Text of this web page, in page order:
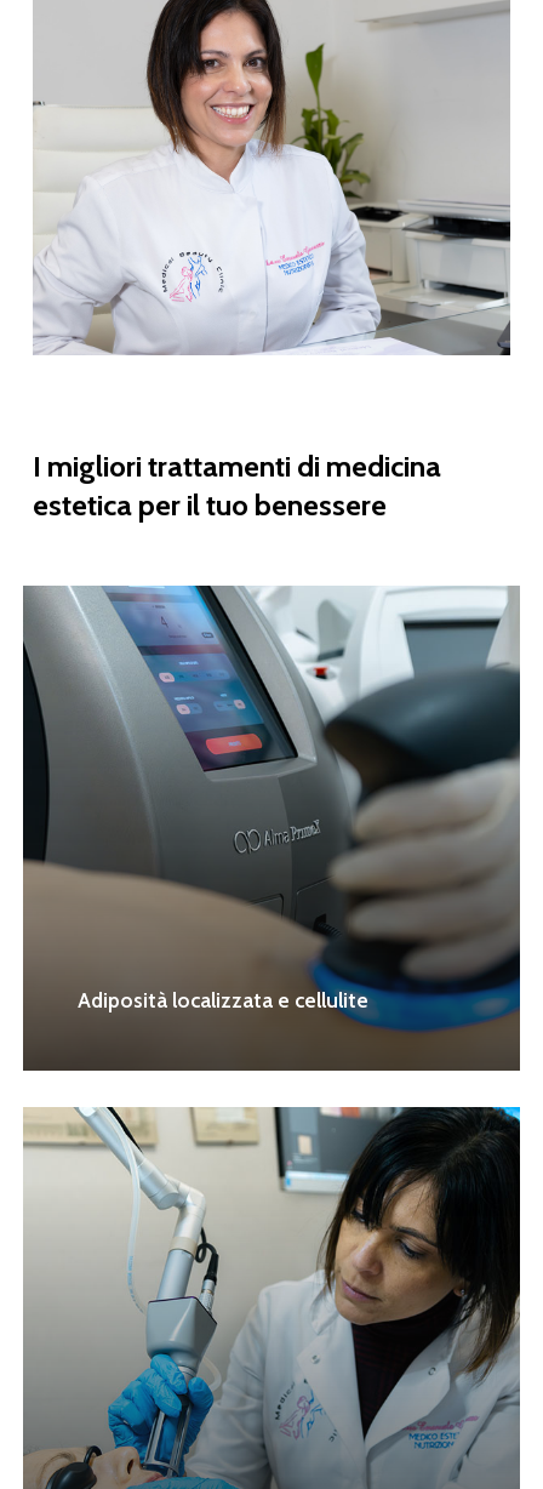
I migliori trattamenti di medicina
estetica per iltuo benessere
Adiposità localizzata e cellulite